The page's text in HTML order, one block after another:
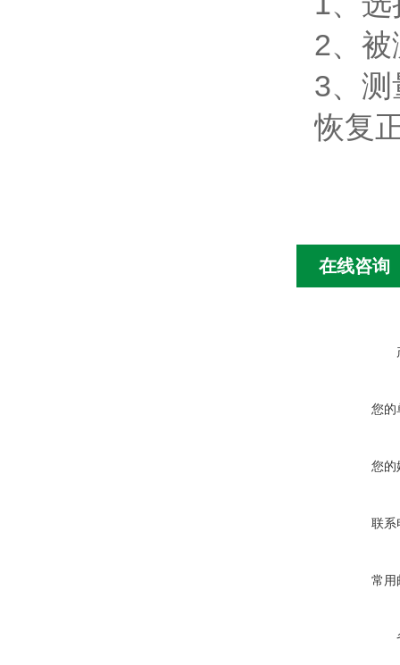
2、
3、测
恢复
在线咨询
您的
您的
联系
常用